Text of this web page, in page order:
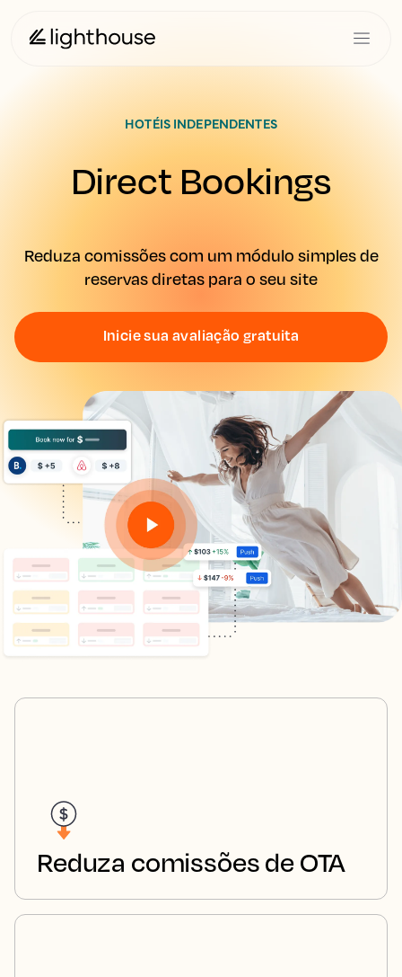
HOTÉIS INDEPENDENTES
Direct Bookings
Reduza comissões com um módulo simples de
reservas diretas para o seu site
Inicie sua avaliação gratuita
Reduza comissões de OTA